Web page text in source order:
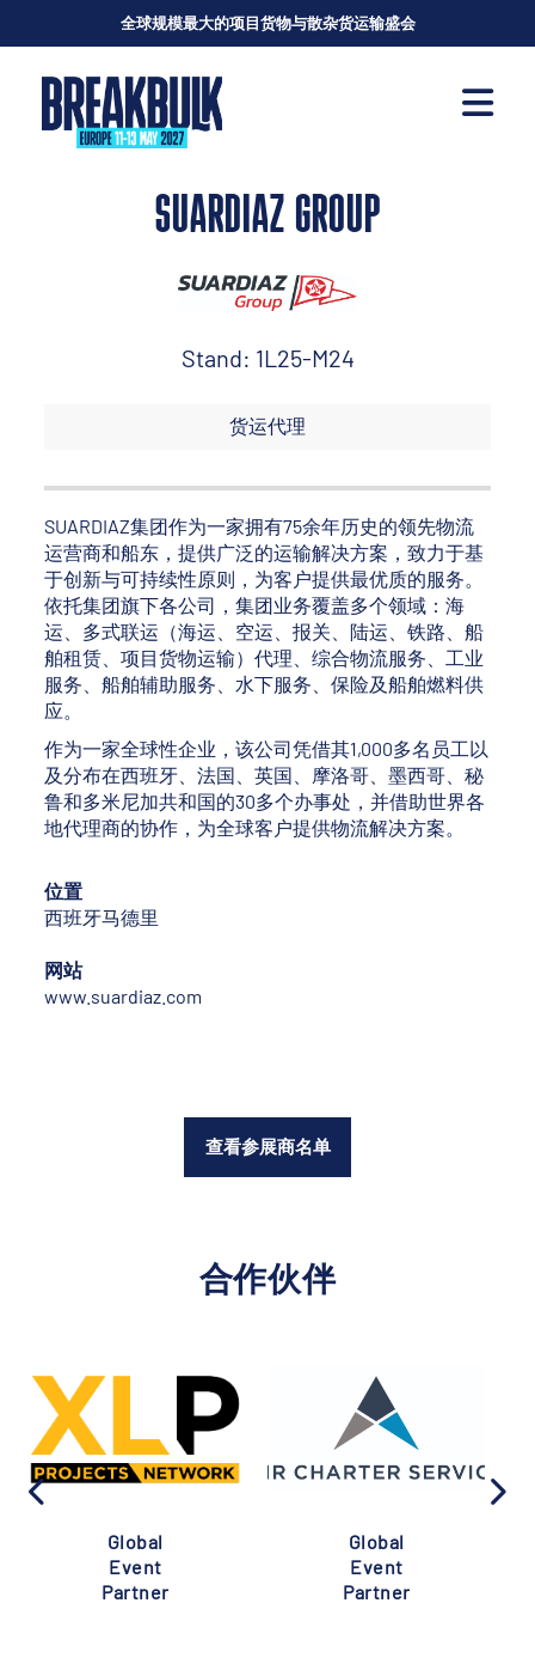
全球规模最大的项目货物与散杂货运输盛会
SUARDIAZ GROUP
Stand: 1L25-M24
货运代理
SUARDIAZ集团作为一家拥有75余年历史的领先物流
运营商和船东，提供广泛的运输解决方案，致力于基
于创新与可持续性原则，为客户提供最优质的服务。
依托集团旗下各公司，集团业务覆盖多个领域：海
运、多式联运（海运、空运、报关、陆运、铁路、船
舶租赁、项目货物运输）代理、综合物流服务、工业
服务、船舶辅助服务、水下服务、保险及船舶燃料供
应。
作为一家全球性企业，该公司凭借其1,000多名员工以
及分布在西班牙、法国、英国、摩洛哥、墨西哥、秘
鲁和多米尼加共和国的30多个办事处，并借助世界各
地代理商的协作，为全球客户提供物流解决方案。
位置
西班牙马德里
网站
www.suardiaz.com
查看参展商名单
合作伙伴
Global
Event
Partner
Global
Event
Partner